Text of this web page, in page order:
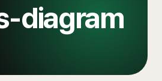
diagram